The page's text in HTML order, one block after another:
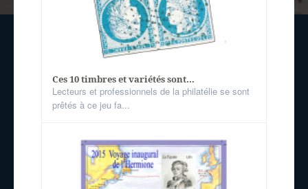
Ces 10 timbres et variétés sont...
Lecteurs et professionnels de la philatélie se sont
prêtés à ce jeu fa...